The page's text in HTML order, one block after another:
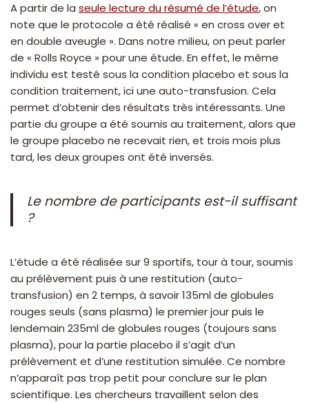
A partir de la seule lecture du résumé de l’étude, on
note que le protocole a été réalisé « en cross over et
en double aveugle ». Dans notre milieu, on peut parler
de « Rolls Royce » pour une étude. En effet, le même
individu est testé sous la condition placebo et sous la
condition traitement, ici une auto-transfusion. Cela
permet d’obtenir des résultats très intéressants. Une
partie du groupe a été soumis au traitement, alors que
le groupe placebo ne recevait rien, et trois mois plus
tard, les deux groupes ont été inversés.
Le nombre de participants est-il suffisant
?
L’étude a été réalisée sur 9 sportifs, tour à tour, soumis
au prélèvement puis à une restitution (auto-
transfusion) en 2 temps, à savoir 135ml de globules
rouges seuls (sans plasma) le premier jour puis le
lendemain 235ml de globules rouges (toujours sans
plasma), pour la partie placebo il s’agit d’un
prélèvement et d’une restitution simulée. Ce nombre
n’apparaît pas trop petit pour conclure sur le plan
scientifique. Les chercheurs travaillent selon des